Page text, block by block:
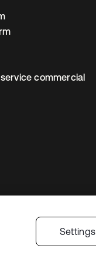
commercial
Plan du site
Settings